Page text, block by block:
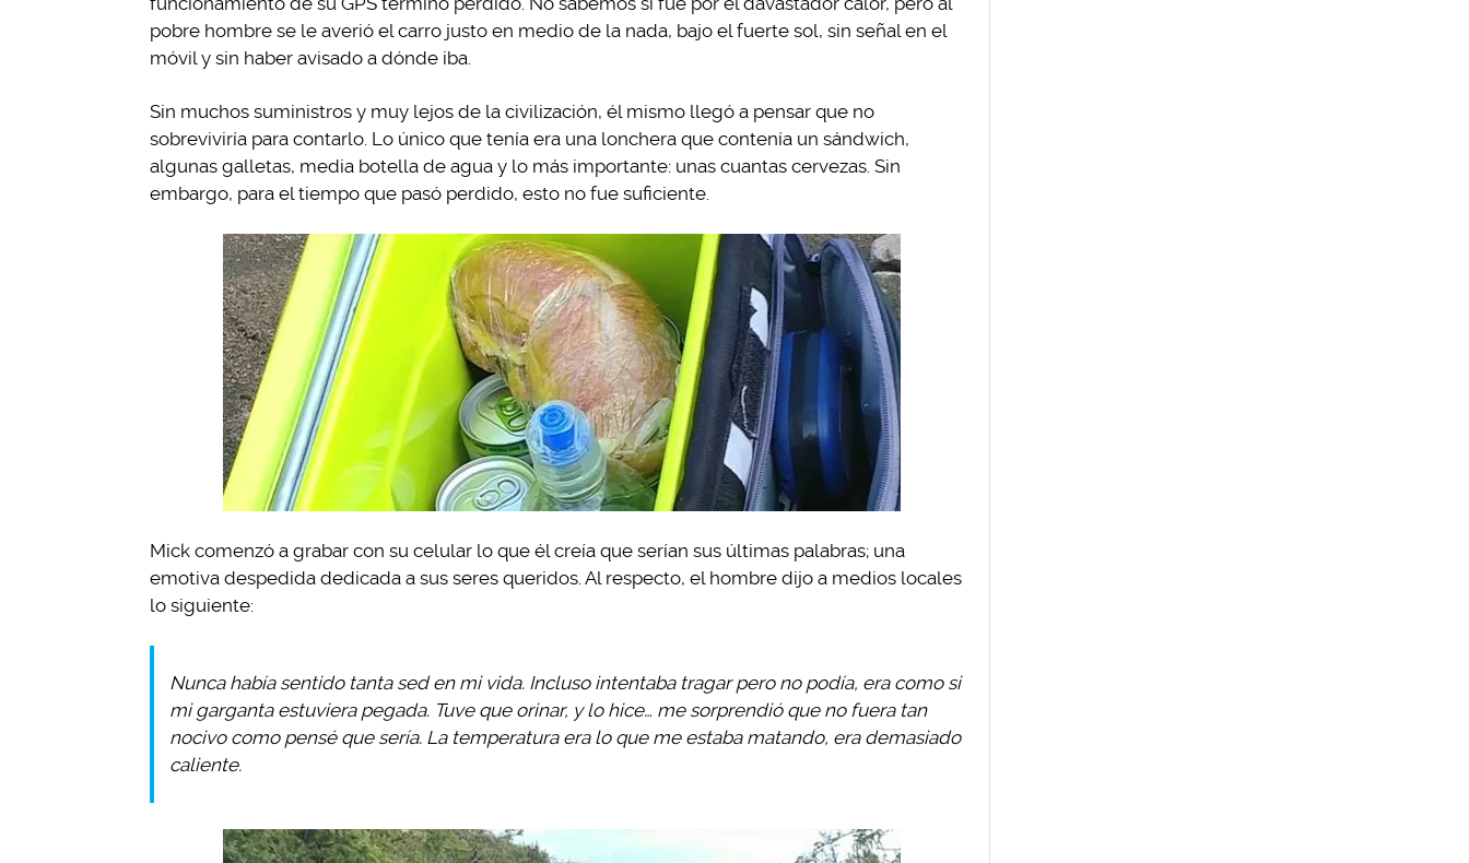
pobre hombre se le averió el carro justo en medio de la nada, bajo el fuerte sol, sin señal en el
móvil y sin haber avisado a dónde iba.
Sin muchos suministros y muy lejos de la civilización, él mismo llegó a pensar que no
sobreviviría para contarlo. Lo único que tenía era una lonchera que contenía un sándwich,
algunas galletas, media botella de agua y lo más importante: unas cuantas cervezas. Sin
embargo, para el tiempo que pasó perdido, esto no fue suficiente.
Mick comenzó a grabar con su celular lo que él creía que serían sus últimas palabras; una
emotiva despedida dedicada a sus seres queridos. Al respecto, el hombre dijo a medios locales
lo siguiente:
Nunca había sentido tanta sed en mi vida. Incluso intentaba tragar pero no podía, era como si
mi garganta estuviera pegada. Tuve que orinar, y lo hice… me sorprendió que no fuera tan
nocivo como pensé que sería. La temperatura era lo que me estaba matando, era demasiado
caliente.